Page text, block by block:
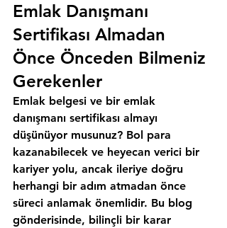
Emlak Danışmanı
Sertifikası Almadan
Önce Önceden Bilmeniz
Gerekenler
Emlak belgesi ve bir emlak
danışmanı sertifikası almayı
düşünüyor musunuz? Bol para
kazanabilecek ve heyecan verici bir
kariyer yolu, ancak ileriye doğru
herhangi bir adım atmadan önce
süreci anlamak önemlidir. Bu blog
gönderisinde, bilinçli bir karar